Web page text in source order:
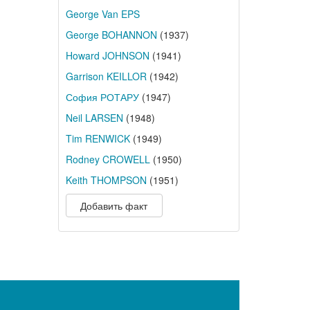
George Van EPS
George BOHANNON (1937)
Howard JOHNSON (1941)
Garrison KEILLOR(1942)
София РОТАРУ(1947)
Neil LARSEN (1948)
Tim RENWICK(1949)
Rodney CROWELL(1950)
Keith THOMPSON (1951)
Добавить факт